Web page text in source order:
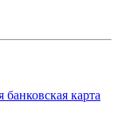
банковская карта